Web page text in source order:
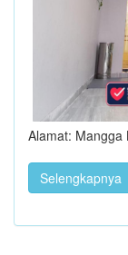
Alamat: Mangga
Selengkapnya